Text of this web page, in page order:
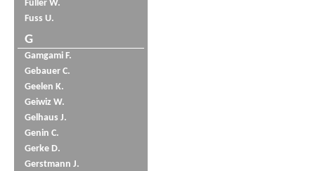
Füller W.
Fuss U.
G
Gamgami F.
Gebauer C.
Geelen K.
Geiwiz W.
Gelhaus J.
Genin C.
Gerke D.
Gerstmann J.